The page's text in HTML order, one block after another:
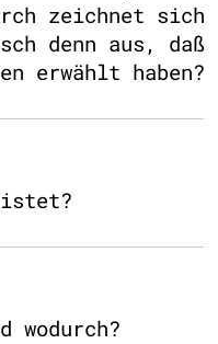
zeichnet sich
denn aus, daß
erwählt haben?
wodurch?